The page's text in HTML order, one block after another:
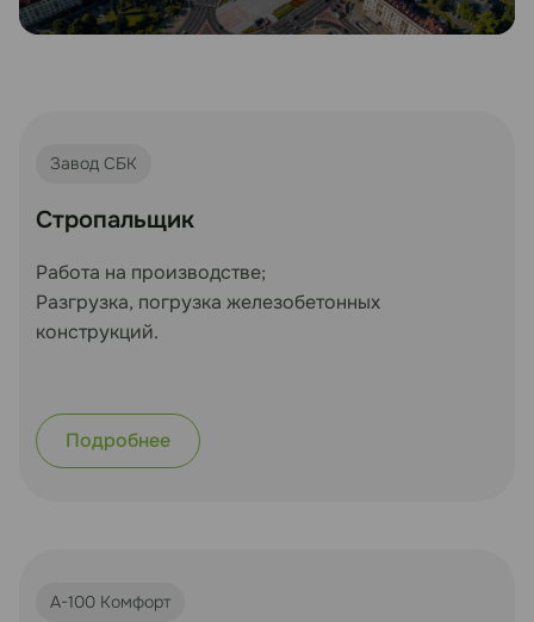
Завод СБК
Стропальщик
Работа на производстве;
Разгрузка, погрузка железобетонных
конструкций.
Подробнее
А-100 Комфорт